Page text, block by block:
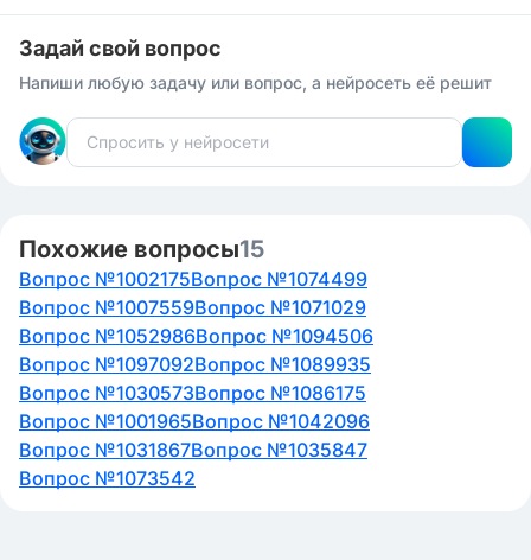
Задай свой вопрос
Напиши любую задачу или вопрос, а нейросеть её решит
Похожие вопросы15
Вопрос №1002175Вопрос №1074499
Вопрос №1007559Вопрос №1071029
Вопрос №1052986Вопрос №1094506
Вопрос №1097092Вопрос №1089935
Вопрос №1030573Вопрос №1086175
Вопрос №1001965Вопрос №1042096
Вопрос №1031867Вопрос №1035847
Вопрос №1073542